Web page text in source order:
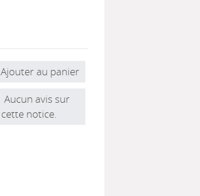
Ajouter au panier
Aucun avis sur
cette notice.